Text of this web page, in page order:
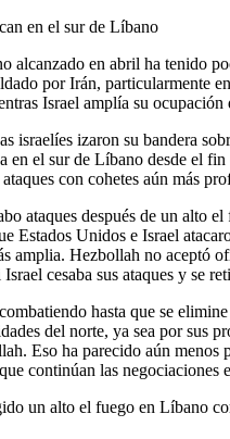
en el sur de Líbano
alcanzado en abril ha tenido
por Irán, particularmente
Israel amplía su ocupación
israelíes izaron su bandera
en el sur de Líbano desde el
con cohetes aún más
ataques después de un alto
Estados Unidos e Israel
amplia. Hezbollah no aceptó
cesaba sus ataques y se
hasta que se
del norte, ya sea por sus
Eso ha parecido aún menos
continúan las negociaciones
un alto el fuego en Líbano